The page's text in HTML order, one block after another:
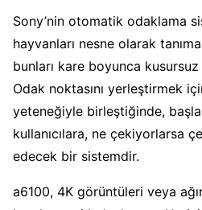
Sony’nin otomatik odaklama
hayvanları nesne olarak
bunları kare boyunca
Odak noktasını yerleştirmek
yeteneğiyle birleştiğinde,
kullanıcılara, ne çekiyorlarsa
edecek bir sistemdir.
a6100, 4K görüntüleri veya